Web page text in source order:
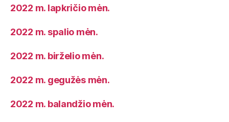
2022 m. lapkričio mėn.
2022 m. spalio mėn.
2022 m. birželio mėn.
2022 m. gegužės mėn.
2022 m. balandžio mėn.